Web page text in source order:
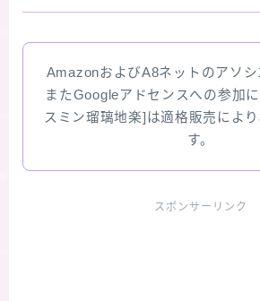
AmazonおよびA8ネットのアソシ
またGoogleアドセンスへの参加
スミン瑠璃地楽]は適格販売によ
す。
スポンサーリンク